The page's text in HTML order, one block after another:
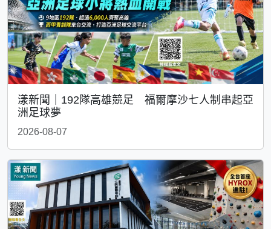
漾新聞｜192隊高雄競足 福爾摩沙七人制串起亞
洲足球夢
2026-08-07